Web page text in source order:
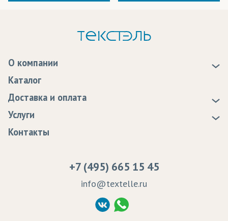
О компании
Статьи
Программа лояльности
Сертификаты качества
Судебные решения
Политика Конфиденциальности
Согласие на обработку ПД
Каталог
Доставка и оплата
Доставка
Оплата
Услуги
Образцы
Контакты
+7 (495) 665 15 45
info@textelle.ru